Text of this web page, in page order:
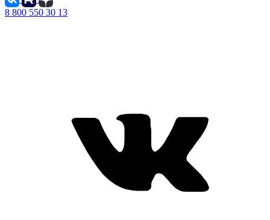
8 800 550 30 13